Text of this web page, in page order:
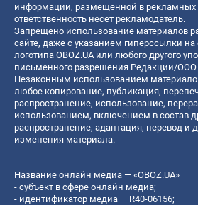
информации, размещенной в рекламных
ответственность несет рекламодатель.
Запрещено использование материалов
сайте, даже с указанием гиперссылки на
логотипа OBOZ.UA или любого другого
письменного разрешения Редакции/ООО
Незаконным использованием
любое копирование, публикация,
распространение, использование,
использованием, включением в состав
распространение, адаптация, перевод и
изменения материала.
Название онлайн медиа — «OBOZ.UA»
- субъект в сфере онлайн медиа;
- идентификатор медиа — R40-06156;